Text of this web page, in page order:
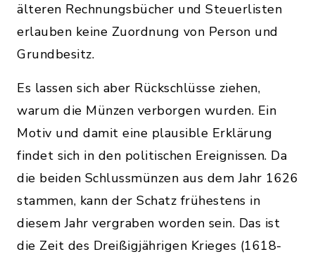
älteren Rechnungsbücher und Steuerlisten
erlauben keine Zuordnung von Person und
Grundbesitz.
Es lassen sich aber Rückschlüsse ziehen,
warum die Münzen verborgen wurden. Ein
Motiv und damit eine plausible Erklärung
findet sich in den politischen Ereignissen. Da
die beiden Schlussmünzen aus dem Jahr 1626
stammen, kann der Schatz frühestens in
diesem Jahr vergraben worden sein. Das ist
die Zeit des Dreißigjährigen Krieges (1618-